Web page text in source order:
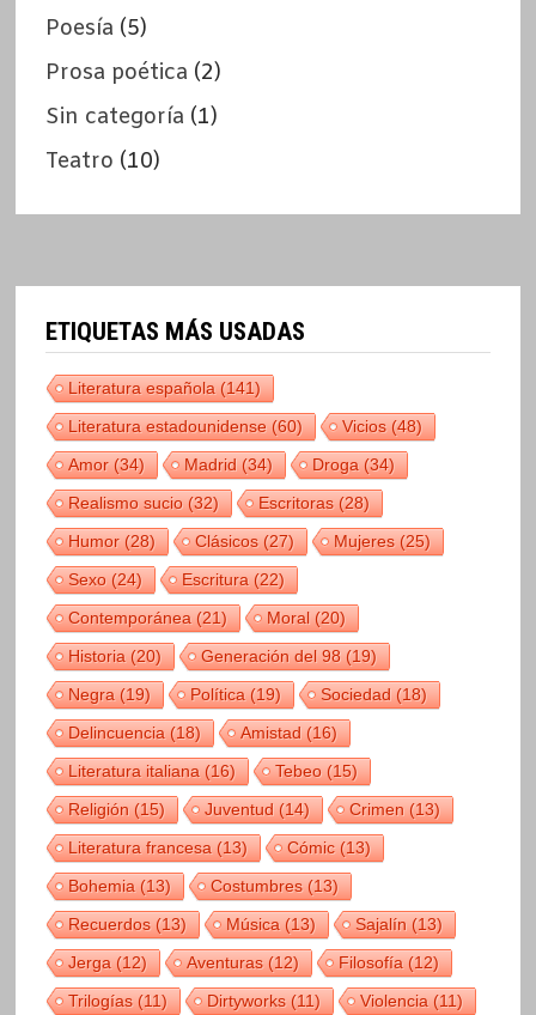
Poesía (5)
Prosa poética (2)
Sin categoría (1)
Teatro (10)
ETIQUETAS MÁS USADAS
Literatura española(141)
Literatura estadounidense(60) Vicios(48)
Amor(34) Madrid(34) Droga(34)
Realismo sucio(32) Escritoras(28)
Humor(28) Clásicos(27) Mujeres(25)
Sexo(24) Escritura(22)
Contemporánea(21) Moral(20)
Historia(20) Generación del 98(19)
Negra(19) Política(19) Sociedad(18)
Delincuencia(18) Amistad(16)
Literatura italiana(16) Tebeo(15)
Religión(15) Juventud(14) Crimen(13)
Literatura francesa(13) Cómic(13)
Bohemia(13) Costumbres(13)
Recuerdos(13) Música(13) Sajalín(13)
Jerga(12) Aventuras(12) Filosofía(12)
Trilogías(11) Dirtyworks(11) Violencia(11)